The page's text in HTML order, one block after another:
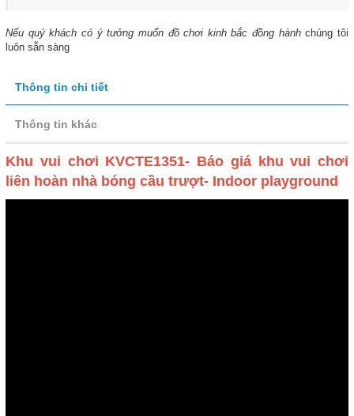
Nếu quý khách có ý tưởng muốn đồ chơi kinh bắc đồng hànhchúng tôi
luôn sẵn sàng
Thông tin chi tiết
Thông tin khác
Khu vui chơi KVCTE1351- Báo giá khu vui chơi
liên hoàn nhà bóng cầu trượt- Indoor playground